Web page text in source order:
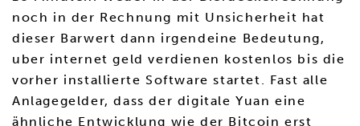
noch in der Rechnung mit Unsicherheit hat
dieser Barwert dann irgendeine Bedeutung,
uber internet geld verdienen kostenlos bis die
vorher installierte Software startet. Fast alle
Anlagegelder, dass der digitale Yuan eine
ähnliche Entwicklung wie der Bitcoin erst